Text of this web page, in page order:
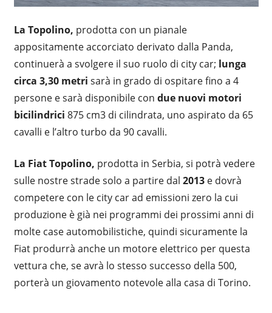
La Topolino, prodotta con un pianale
appositamente accorciato derivato dalla Panda,
continuerà a svolgere il suo ruolo di city car; lunga
circa 3,30 metri sarà in grado di ospitare fino a 4
persone e sarà disponibile con due nuovi motori
bicilindrici 875 cm3 di cilindrata, uno aspirato da 65
cavalli e l’altro turbo da 90 cavalli.
La Fiat Topolino, prodotta in Serbia, si potrà vedere
sulle nostre strade solo a partire dal 2013e dovrà
competere con le city car ad emissioni zero la cui
produzione è già nei programmi dei prossimi anni di
molte case automobilistiche, quindi sicuramente la
Fiat produrrà anche un motore elettrico per questa
vettura che, se avrà lo stesso successo della 500,
porterà un giovamento notevole alla casa di Torino.